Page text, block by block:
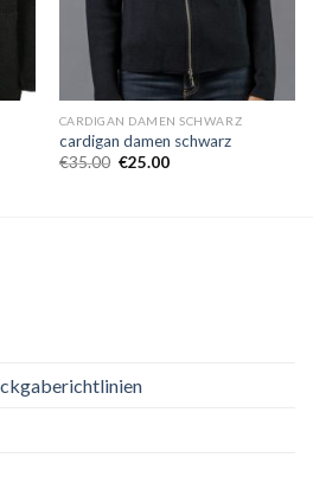
CARDIGAN DAMEN SCHWARZ
cardigan damen schwarz
€35.00 €25.00